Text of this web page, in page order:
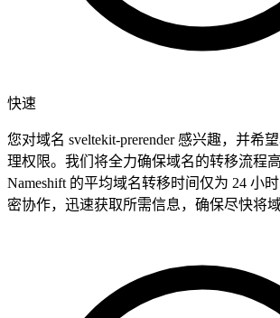
快速
您对域名 sveltekit-prerender 感兴趣，并希
理权限。我们将全力确保域名的转移流程高
Nameshift 的平均域名转移时间仅为 24 小
密协作，迅速获取所需信息，确保尽快将